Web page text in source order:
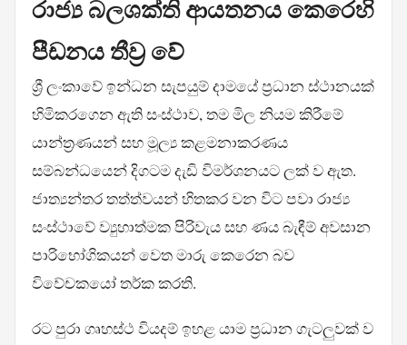
රාජ්‍ය බලශක්ති ආයතනය කෙරෙහි
පීඩනය තීව්‍ර වේ
ශ්‍රී ලංකාවේ ඉන්ධන සැපයුම් දාමයේ ප්‍රධාන ස්ථානයක්
හිමිකරගෙන ඇති සංස්ථාව, තම මිල නියම කිරීමේ
යාන්ත්‍රණයන් සහ මූල්‍ය කළමනාකරණය
සම්බන්ධයෙන් දිගටම දැඩි විමර්ශනයට ලක් ව ඇත.
ජාත්‍යන්තර තත්ත්වයන් හිතකර වන විට පවා රාජ්‍ය
සංස්ථාවේ ව්‍යුහාත්මක පිරිවැය සහ ණය බැඳීම් අවසාන
පාරිභෝගිකයන් වෙත මාරු කෙරෙන බව
විවේචකයෝ තර්ක කරති.
රට පුරා ගෘහස්ථ වියදම් ඉහළ යාම ප්‍රධාන ගැටලුවක් ව